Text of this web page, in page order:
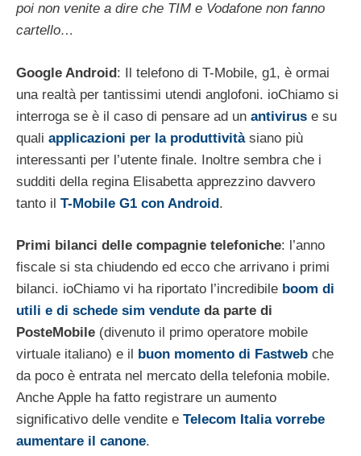
poi non venite a dire che TIM e Vodafone non fanno
cartello…
Google Android: Il telefono di T-Mobile, g1, è ormai
una realtà per tantissimi utendi anglofoni. ioChiamo si
interroga se è il caso di pensare ad un antivirus e su
quali applicazioni per la produttivitàsiano più
interessanti per l’utente finale. Inoltre sembra che i
sudditi della regina Elisabetta apprezzino davvero
tanto il T-Mobile G1 con Android.
Primi bilanci delle compagnie telefoniche: l’anno
fiscale si sta chiudendo ed ecco che arrivano i primi
bilanci. ioChiamo vi ha riportato l’incredibile boom di
utili e di schede sim vendute da parte di
PosteMobile (divenuto il primo operatore mobile
virtuale italiano) e il
buon momento di Fastweb che
da poco è entrata nel mercato della telefonia mobile.
Anche Apple ha fatto registrare un aumento
significativo delle vendite e Telecom Italia vorrebe
aumentare il canone.